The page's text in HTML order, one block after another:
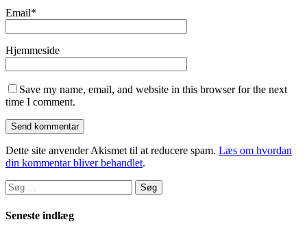
Email*
Hjemmeside
Save my name, email, and website in this browser for the next
time I comment.
Dette site anvender Akismet til at reducere spam. Læs om hvordan
din kommentar bliver behandlet.
Søg
efter:
Seneste indlæg